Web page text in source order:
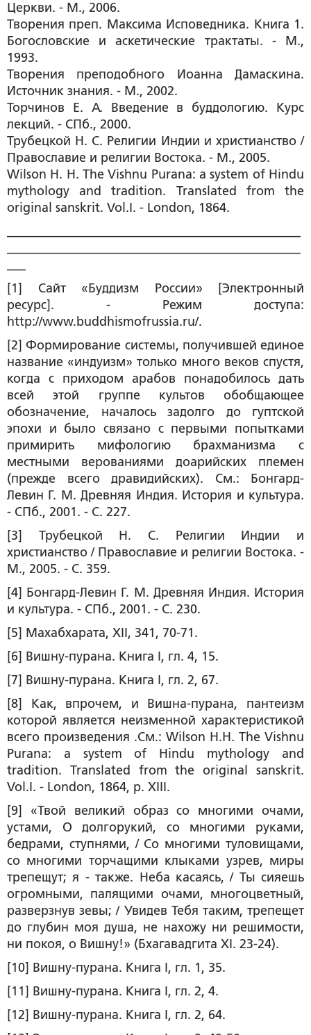
Церкви. - М., 2006.
Творения преп. Максима Исповедника. Книга 1.
Богословские и аскетические трактаты. - М.,
1993.
Творения преподобного Иоанна Дамаскина.
Источник знания. - М., 2002.
Торчинов Е. А. Введение в буддологию. Курс
лекций. - СПб., 2000.
Трубецкой Н. С. Религии Индии и христианство /
Православие и религии Востока. - М., 2005.
Wilson H. H. The Vishnu Purana: a system of Hindu
mythology and tradition. Translated from the
original sanskrit. Vol.I. - London, 1864.
[1] Сайт «Буддизм России» [Электронный
ресурс]. - Режим доступа:
http://www.buddhismofrussia.ru/.
[2] Формирование системы, получившей единое
название «индуизм» только много веков спустя,
когда с приходом арабов понадобилось дать
всей этой группе культов обобщающее
обозначение, началось задолго до гуптской
эпохи и было связано с первыми попытками
примирить мифологию брахманизма с
местными верованиями доарийских племен
(прежде всего дравидийских). См.: Бонгард-
Левин Г. М. Древняя Индия. История и культура.
- СПб., 2001. - С. 227.
[3] Трубецкой Н. С. Религии Индии и
христианство / Православие и религии Востока. -
М., 2005. - С. 359.
[4] Бонгард-Левин Г. М. Древняя Индия. История
и культура. - СПб., 2001. - С. 230.
[5] Махабхарата, XII, 341, 70-71.
[6] Вишну-пурана. Книга I, гл. 4, 15.
[7] Вишну-пурана. Книга I, гл. 2, 67.
[8] Как, впрочем, и Вишна-пурана, пантеизм
которой является неизменной характеристикой
всего произведения .См.: Wilson H.H. The Vishnu
Purana: a system of Hindu mythology and
tradition. Translated from the original sanskrit.
Vol.I. - London, 1864, p. XIII.
[9] «Твой великий образ со многими очами,
устами, О долгорукий, со многими руками,
бедрами, ступнями, / Со многими туловищами,
со многими торчащими клыками узрев, миры
трепещут; я - также. Неба касаясь, / Ты сияешь
огромными, палящими очами, многоцветный,
разверзнув зевы; / Увидев Тебя таким, трепещет
до глубин моя душа, не нахожу ни решимости,
ни покоя, о Вишну!» (Бхагавадгита XI. 23-24).
[10] Вишну-пурана. Книга I, гл. 1, 35.
[11] Вишну-пурана. Книга I, гл. 2, 4.
[12] Вишну-пурана. Книга I, гл. 2, 64.